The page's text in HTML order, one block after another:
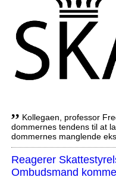
,, Kollegaen, professor
dommernes tendens til at
dommernes manglende
Reagerer
Ombudsmand